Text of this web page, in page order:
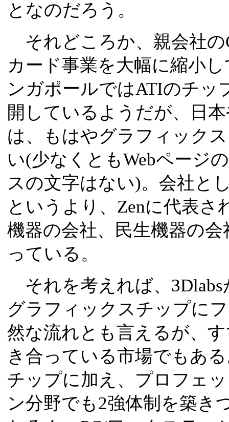
となのだろう。
それどころか、親会社の
カード事業を大幅に縮小
ンガポールではATIのチッ
開しているようだが、日
は、もはやグラフィック
い(少なくともWebページ
スの文字はない)。会社と
というより、Zenに代表
機器の会社、民生機器の
っている。
それを考えれば、
グラフィックスチップに
然な流れとも言えるが、
き合っている市場でもあ
チップに加え、プロフェ
ン分野でも2強体制を築き